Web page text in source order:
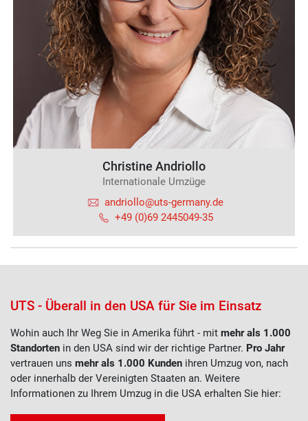
Christine Andriollo
Internationale Umzüge
andriollo@uts-germany.de
+49 (0)69 2445049-35
UTS - Überall in den USA für Sie im Einsatz
Wohin auch Ihr Weg Sie in Amerika führt - mit mehr als 1.000
Standorten in den USA sind wir der richtige Partner. Pro Jahr
vertrauen uns mehr als 1.000 Kunden ihren Umzug von, nach
oder innerhalb der Vereinigten Staaten an. Weitere
Informationen zu Ihrem Umzug in die USA erhalten Sie hier: